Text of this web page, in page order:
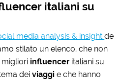
italiani su
media analysis & insightde
stilato un elenco, che non
migliori influencer italiani su
deiviaggie che hanno